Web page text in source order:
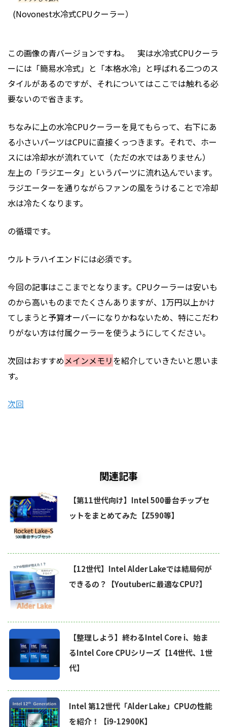
(Novonest水冷式CPUクーラー）
この画像の青バージョンですね。 実は水冷式CPUクーラ
ーには「簡易水冷式」と「本格水冷」と呼ばれる二つのス
タイルがあるのですが、それについてはここでは触れる必
要ないので省きます。
ちなみに上の水冷CPUクーラーを見てもらって、右下にあ
る小さいパーツはCPUに直接くっつきます。それで、ホー
スには冷却水が流れていて（ただの水ではありません）
左上の「ラジエータ」というパーツに流れ込んでいます。
ラジエーターを通りながらファンの風をうけることで冷却
水は冷たくなります。
の循環です。
ウルトラハイエンドには必須です。
今回の記事はここまでとなります。 CPUクーラーは安いも
のから高いものまでたくさんありますが、1万円以上かけ
てしまうと予算オーバーになりかねないため、特にこだわ
りがない方は付属クーラーを使うようにしてください。
次回はおすすめメインメモリを紹介していきたいと思いま
す。
次回
関連記事
【第11世代向け】Intel 500番台チップセ
ットをまとめてみた【Z590等】
【12世代】Intel Alder Lakeでは結局何が
できるの？【Youtuberに最適なCPU?】
【整理しよう】終わるIntel Core i、始ま
るIntel Core CPUシリーズ【14世代、1世
代】
Intel 第12世代「Alder Lake」CPUの性能
を紹介！【i9-12900K】